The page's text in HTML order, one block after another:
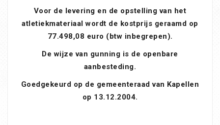
Voor de levering en de opstelling van het
atletiekmateriaal wordt de kostprijs geraamd op
77.498,08 euro (btw inbegrepen).
De wijze van gunning is de openbare
aanbesteding.
Goedgekeurd op de gemeenteraad van Kapellen
op 13.12.2004.